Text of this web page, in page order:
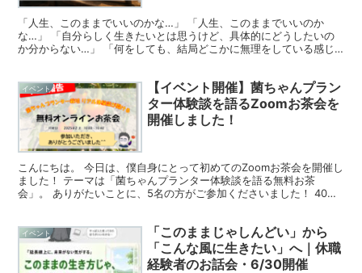
「人生、このままでいいのかな…」 「人生、このままでいいのか
な…」 「自分らしく生きたいとは思うけど、具体的にどうしたいの
か分からない…」 「何をしても、結局どこかに無理をしている感じ
イベント
【イベント開催】菌ちゃんプラン
ター体験談を語るZoomお茶会を
開催しました！
こんにちは。 今日は、僕自身にとって初めてのZoomお茶会を開催し
ました！ テーマは「菌ちゃんプランター体験談を語る無料お茶
会」。 ありがたいことに、5名の方がご参加くださいました！ 40分
イベント
「このままじゃしんどい」から
「こんな風に生きたい」へ｜休職
経験者のお話会・6/30開催